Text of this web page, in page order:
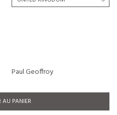
Paul Geoffroy
AU PANIER